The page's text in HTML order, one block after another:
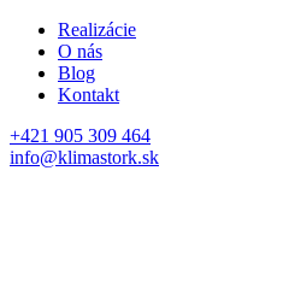
Realizácie
O nás
Blog
Kontakt
+421 905 309 464
info@klimastork.sk